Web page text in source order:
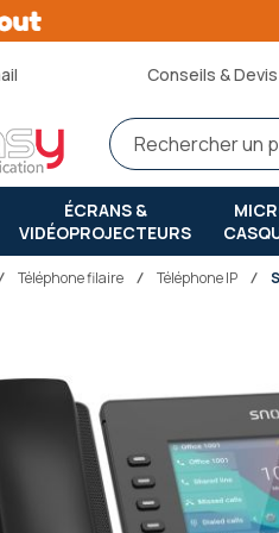
Conseils &
ÉCRANS &
VIDÉOPROJECTEURS
Téléphone filaire Téléphone IP